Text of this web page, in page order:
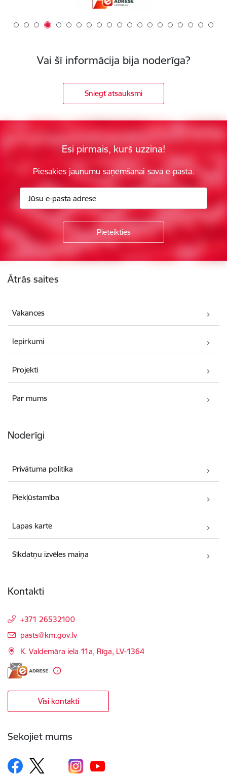
Vai šī informācija bija noderīga?
Sniegt atsauksmi
Esi pirmais, kurš uzzina!
Piesakies jaunumu saņemšanai savā e-pastā.
Ātrās saites
Vakances
Iepirkumi
Projekti
Par mums
Noderīgi
Privātuma politika
Piekļūstamība
Lapas karte
Sīkdatņu izvēles maiņa
Kontakti
+371 26532100
E-pasts:
pasts@km.gov.lv
K. Valdemāra iela 11a, Rīga, LV-1364
Visi kontakti
Sekojiet mums